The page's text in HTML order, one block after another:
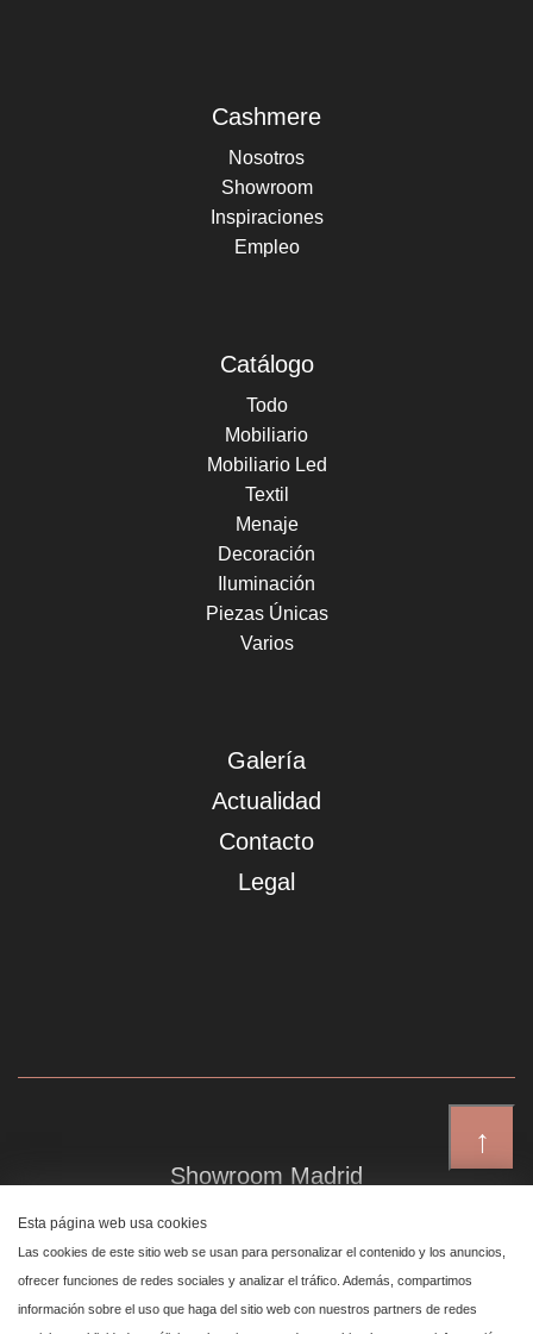
↑
Cashmere
Nosotros
Showroom
Inspiraciones
Empleo
Catálogo
Todo
Mobiliario
Mobiliario Led
Textil
Menaje
Decoración
Iluminación
Piezas Únicas
Varios
Galería
Actualidad
Contacto
Legal
Showroom Madrid
Plaza de Canalejas 6, 4 izq
Centro, 28014 Madrid
Esta página web usa cookies
Las cookies de este sitio web se usan para personalizar el contenido y los anuncios,
ofrecer funciones de redes sociales y analizar el tráfico. Además, compartimos
información sobre el uso que haga del sitio web con nuestros partners de redes